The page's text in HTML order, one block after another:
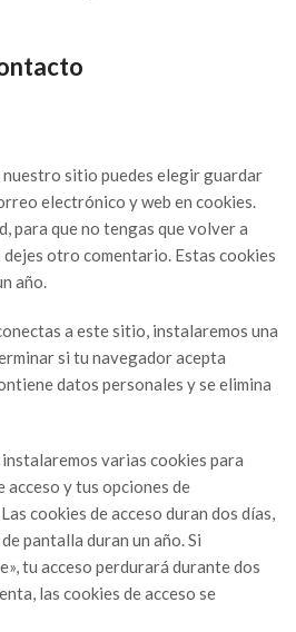
nuestro sitio puedes elegir guardar
electrónico y web en cookies.
para que no tengas que volver a
otro comentario. Estas cookies
año.
a este sitio, instalaremos una
si tu navegador acepta
datos personales y se elimina
varias cookies para
y tus opciones de
cookies de acceso duran dos días,
pantalla duran un año. Si
tu acceso perdurará durante dos
las cookies de acceso se